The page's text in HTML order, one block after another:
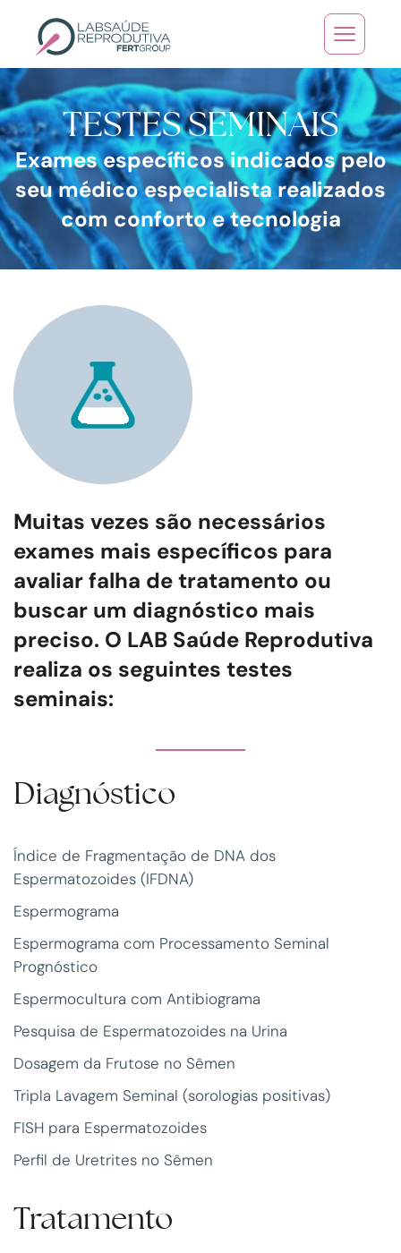
Skip to main content
TESTES SEMINAIS
Exames específicos indicados pelo
seu médico especialista realizados
com conforto e tecnologia
Muitas vezes são necessários
exames mais específicos para
avaliar falha de tratamento ou
buscar um diagnóstico mais
preciso. O LAB Saúde Reprodutiva
realiza os seguintes testes
seminais:
Diagnóstico
Índice de Fragmentação de DNA dos
Espermatozoides (IFDNA)
Espermograma
Espermograma com Processamento Seminal
Prognóstico
Espermocultura com Antibiograma
Pesquisa de Espermatozoides na Urina
Dosagem da Frutose no Sêmen
Tripla Lavagem Seminal (sorologias positivas)
FISH para Espermatozoides
Perfil de Uretrites no Sêmen
Tratamento